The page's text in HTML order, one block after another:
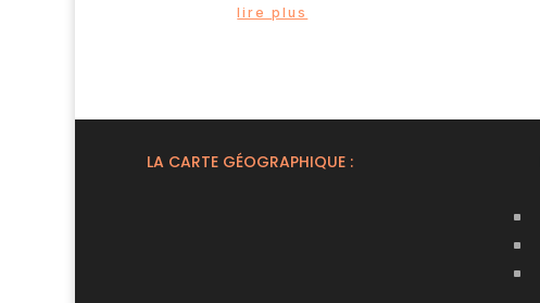
lire plus
LA CARTE GÉOGRAPHIQUE :
^
^
^